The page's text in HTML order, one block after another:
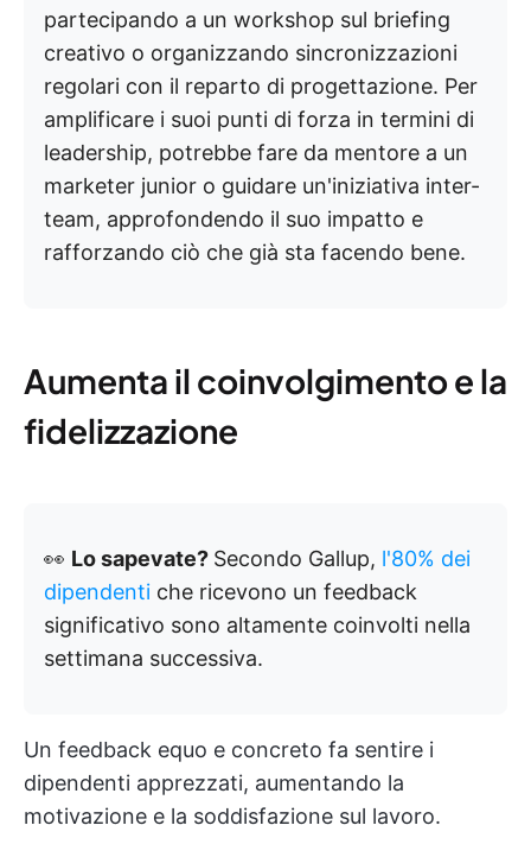
partecipando a un workshop sul briefing
creativo o organizzando sincronizzazioni
regolari con il reparto di progettazione. Per
amplificare i suoi punti di forza in termini di
leadership, potrebbe fare da mentore a un
marketer junior o guidare un'iniziativa inter-
team, approfondendo il suo impatto e
rafforzando ciò che già sta facendo bene.
Aumenta il coinvolgimento e la
fidelizzazione
👀 Lo sapevate? Secondo Gallup, l'80% dei
dipendenti che ricevono un feedback
significativo sono altamente coinvolti nella
settimana successiva.
Un feedback equo e concreto fa sentire i
dipendenti apprezzati, aumentando la
motivazione e la soddisfazione sul lavoro.